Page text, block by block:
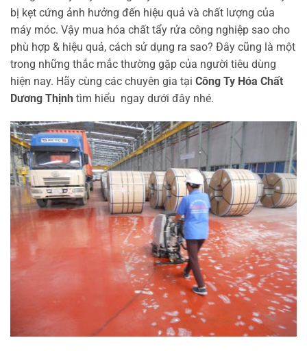
bị kẹt cứng ảnh hưởng đến hiệu quả và chất lượng của
máy móc. Vậy mua hóa chất tẩy rửa công nghiệp sao cho
phù hợp & hiệu quả, cách sử dụng ra sao? Đây cũng là một
trong những thắc mắc thường gặp của người tiêu dùng
hiện nay. Hãy cùng các chuyên gia tại Công Ty Hóa Chất
Dương Thịnh tìm hiểu ngay dưới đây nhé.